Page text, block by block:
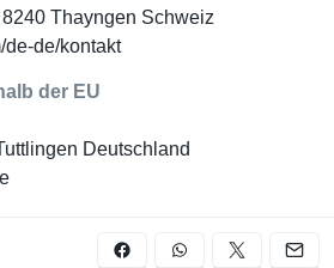
Thayngen Schweiz
de-de/kontakt
der EU
Deutschland